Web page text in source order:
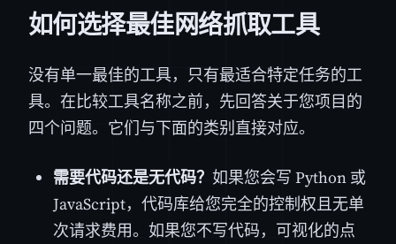
如何选择最佳网络抓取工具
没有单一最佳的工具，只有最适合特定任务的工
具。在比较工具名称之前，先回答关于您项目的
四个问题。它们与下面的类别直接对应。
需要代码还是无代码？ 如果您会写 Python 或
JavaScript，代码库给您完全的控制权且无单
次请求费用。如果您不写代码，可视化的点